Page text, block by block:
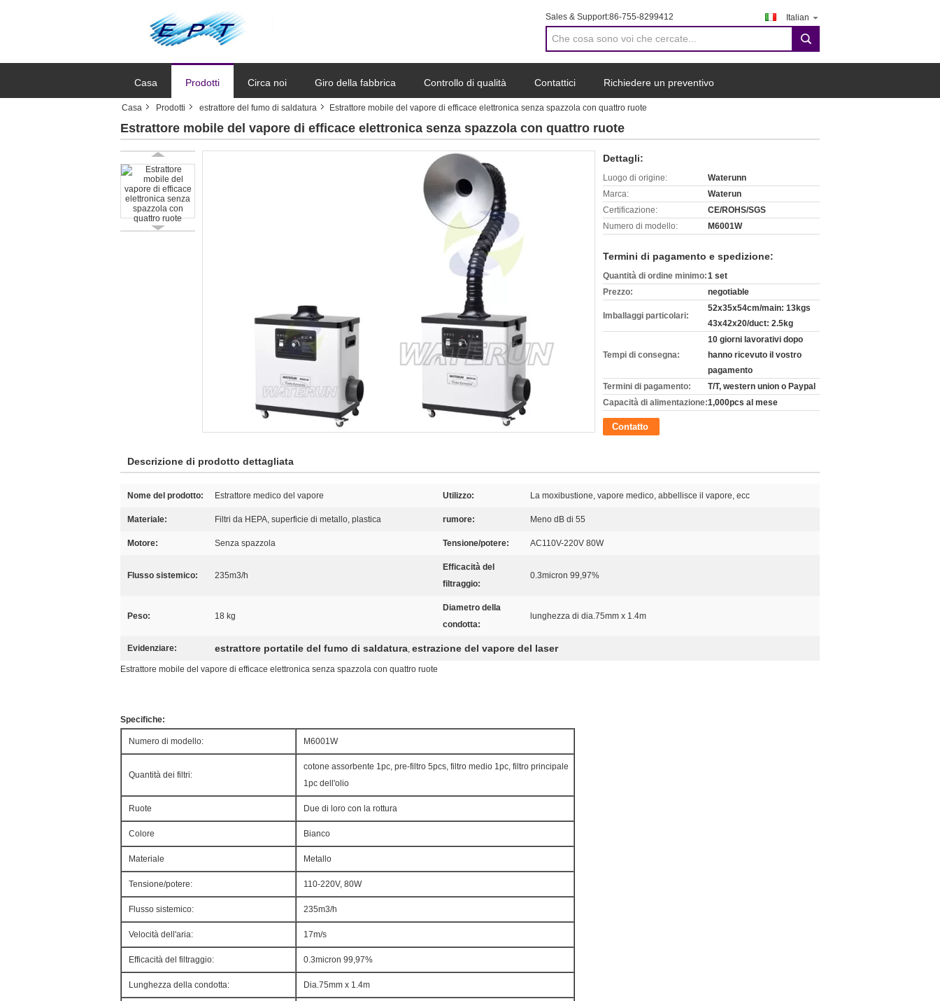
Sales & Support:86-755-8299412 Italian
search
Casa Prodotti Circa noi Giro della fabbrica Controllo di qualità Contattici Richiedere un preventivo
Casa Prodotti estrattore del fumo di saldatura Estrattore mobile del vapore di efficace elettronica senza spazzola con quattro ruote
Estrattore mobile del vapore di efficace elettronica senza spazzola con quattro ruote
Dettagli:
Luogo di origine:
Waterunn
Marca:
Waterun
Certificazione:
CE/ROHS/SGS
Numero di modello:
M6001W
Termini di pagamento e spedizione:
Quantità di ordine minimo:1 set
Prezzo:
negotiable
Imballaggi particolari:
52x35x54cm/main: 13kgs
43x42x20/duct: 2.5kg
Tempi di consegna:
10 giorni lavorativi dopo
hanno ricevuto il vostro
pagamento
Termini di pagamento:
T/T, western union o Paypal
Capacità di alimentazione:1,000pcs al mese
Contatto
Descrizione di prodotto dettagliata
Nome del prodotto: Estrattore medico del vapore Utilizzo: La moxibustione, vapore medico, abbellisce il vapore, ecc
Materiale: Filtri da HEPA, superficie di metallo, plastica rumore: Meno dB di 55
Motore: Senza spazzola Tensione/potere: AC110V-220V 80W
Flusso sistemico: 235m3/h
Efficacità del
filtraggio:
0.3micron 99,97%
Peso: 18 kg
Diametro della
condotta:
lunghezza di dia.75mm x 1.4m
Evidenziare: estrattore portatile del fumo di saldatura, estrazione del vapore del laser
Estrattore mobile del vapore di efficace elettronica senza spazzola con quattro ruote
Specifiche:
Numero di modello: M6001W
Quantità dei filtri:
cotone assorbente 1pc, pre-filtro 5pcs, filtro medio 1pc, filtro principale
1pc dell'olio
Ruote Due di loro con la rottura
Colore Bianco
Materiale Metallo
Tensione/potere: 110-220V, 80W
Flusso sistemico: 235m3/h
Velocità dell'aria: 17m/s
Efficacità del filtraggio: 0.3micron 99,97%
Lunghezza della condotta: Dia.75mm x 1.4m